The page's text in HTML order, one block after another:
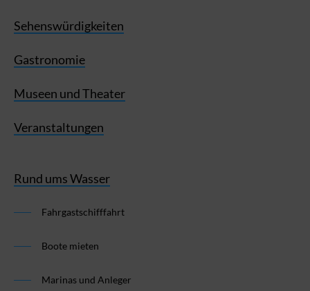
Sehenswürdigkeiten
Gastronomie
Museen und Theater
Veranstaltungen
Rund ums Wasser
Fahrgastschifffahrt
Boote mieten
Marinas und Anleger